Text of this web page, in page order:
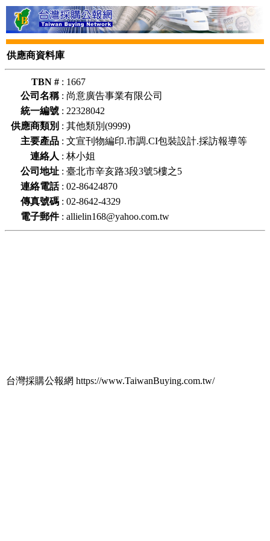
供應商資料庫
TBN # : 1667
公司名稱: 尚意廣告事業有限公司
統一編號 : 22328042
供應商類別 : 其他類別(9999)
主要產品 : 文宣刊物編印.市調.CI包裝設計.採訪報導等
連絡人 : 林小姐
公司地址 : 臺北市辛亥路3段3號5樓之5
連絡電話: 02-86424870
傳真號碼 : 02-8642-4329
電子郵件: allielin168@yahoo.com.tw
台灣採購公報網 https://www.TaiwanBuying.com.tw/